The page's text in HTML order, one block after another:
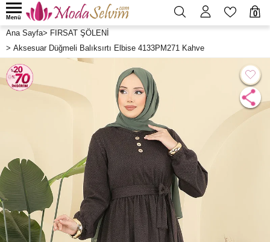
0
Menü
Ana Sayfa> FIRSAT ŞÖLENİ
> Aksesuar Düğmeli Balıksırtı Elbise 4133PM271 Kahve